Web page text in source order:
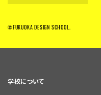
©FUKUOKA DESIGN SCHOOL.
学校について